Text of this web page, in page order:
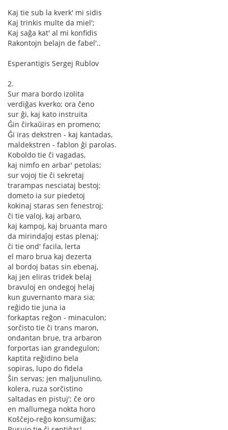
Kaj tie sub la kverk' mi sidis
Kaj trinkis multe da miel';
Kaj saĝa kat' al mi konfidis
Rakontojn belajn de fabel'..
Esperantigis Sergej Rublov
2.
Sur mara bordo izolita
verdiĝas kverko; ora ĉeno
sur ĝi, kaj kato instruita
Ĝin ĉirkaŭiras en promeno;
Ĝi iras dekstren - kaj kantadas,
maldekstren - fablon ĝi parolas.
Koboldo tie ĉi vagadas,
kaj nimfo en arbar' petolas;
sur vojoj tie ĉi sekretaj
trarampas nesciataj bestoj;
dometo ia sur piedetoj
kokinaj staras sen fenestroj;
ĉi tie valoj, kaj arbaro,
kaj kampoj, kaj bruanta maro
da mirindaĵoj estas plenaj;
ĉi tie ond' facila, lerta
el maro brua kaj dezerta
al bordoj batas sin ebenaj,
kaj jen eliras tridek belaj
bravuloj en ondegoj helaj
kun guvernanto mara sia;
reĝido tie juna ia
forkaptas reĝon - minaculon;
sorĉisto tie ĉi trans maron,
ondantan brue, tra arbaron
forportas ian grandegulon;
kaptita reĝidino bela
sopiras, lupo do fidela
Ŝin servas; jen maljunulino,
kolera, ruza sorĉistino
saltadas en pistuj'; ĉe oro
en mallumega nokta horo
Koŝĉejo-reĝo konsumiĝas;